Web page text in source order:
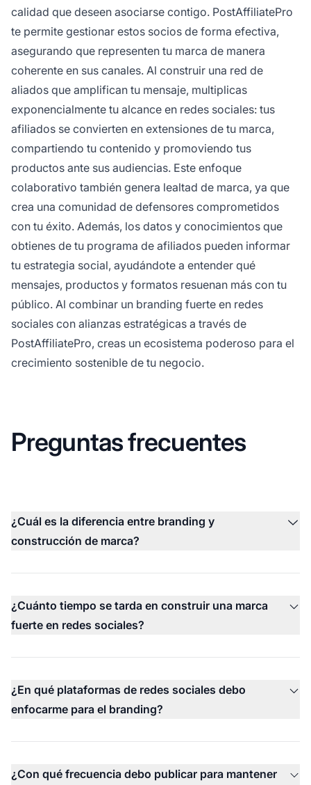
calidad que deseen asociarse contigo. PostAffiliatePro
te permite gestionar estos socios de forma efectiva,
asegurando que representen tu marca de manera
coherente en sus canales. Al construir una red de
aliados que amplifican tu mensaje, multiplicas
exponencialmente tu alcance en redes sociales: tus
afiliados se convierten en extensiones de tu marca,
compartiendo tu contenido y promoviendo tus
productos ante sus audiencias. Este enfoque
colaborativo también genera lealtad de marca, ya que
crea una comunidad de defensores comprometidos
con tu éxito. Además, los datos y conocimientos que
obtienes de tu programa de afiliados pueden informar
tu estrategia social, ayudándote a entender qué
mensajes, productos y formatos resuenan más con tu
público. Al combinar un branding fuerte en redes
sociales con alianzas estratégicas a través de
PostAffiliatePro, creas un ecosistema poderoso para el
crecimiento sostenible de tu negocio.
Preguntas frecuentes
¿Cuál es la diferencia entre branding y
construcción de marca?
¿Cuánto tiempo se tarda en construir una marca
fuerte en redes sociales?
¿En qué plataformas de redes sociales debo
enfocarme para el branding?
¿Con qué frecuencia debo publicar para mantener